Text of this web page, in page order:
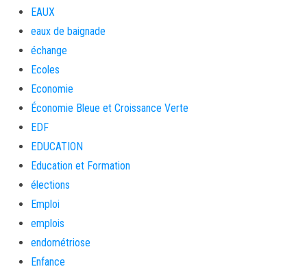
EAUX
eaux de baignade
échange
Ecoles
Economie
Économie Bleue et Croissance Verte
EDF
EDUCATION
Education et Formation
élections
Emploi
emplois
endométriose
Enfance